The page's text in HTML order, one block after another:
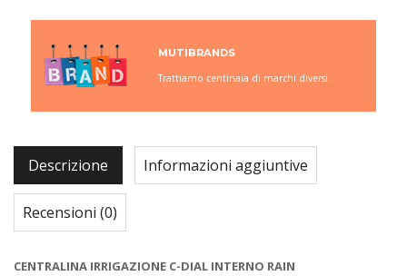
MUTIBRANDS
Trattiamo centinaia di marchi diversi.
Descrizione Informazioni aggiuntive
Recensioni (0)
CENTRALINA IRRIGAZIONE C-DIAL INTERNO RAIN